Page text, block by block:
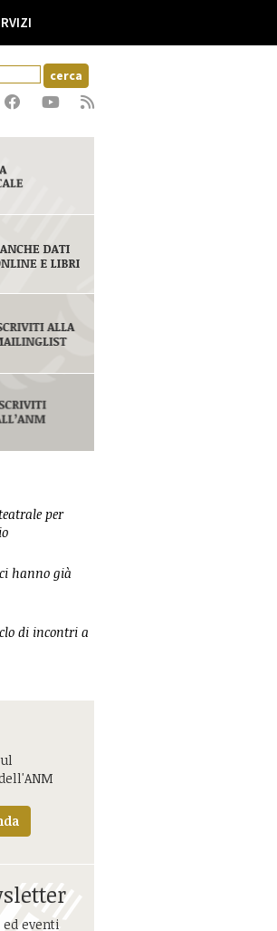
per
hanno già
di incontri a
eventi